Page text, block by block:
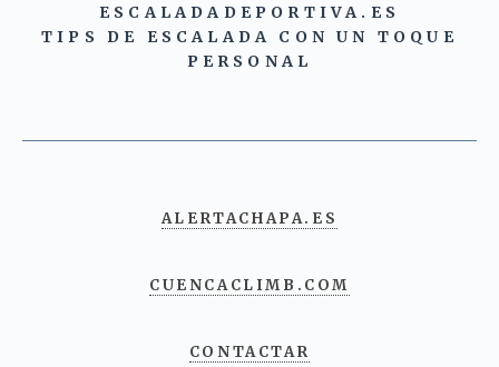
ESCALADADEPORTIVA.ES
TIPS DE ESCALADA CON UN TOQUE
PERSONAL
ALERTACHAPA.ES
CUENCACLIMB.COM
CONTACTAR